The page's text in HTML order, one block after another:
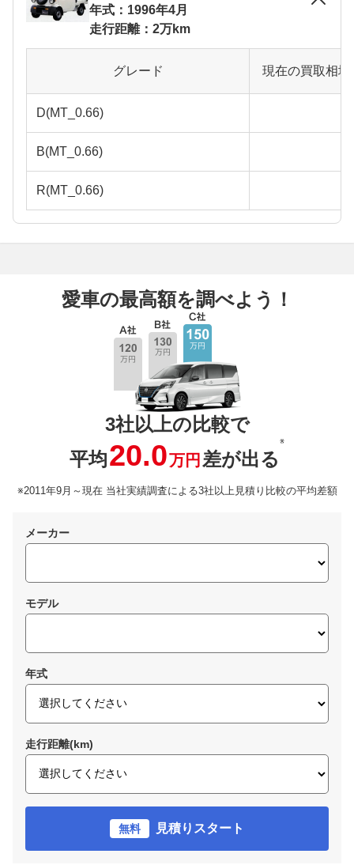
年式：1996年4月
走行距離：2万km
グレード 現在の買取相
D(MT_0.66)
B(MT_0.66)
R(MT_0.66)
愛車の最高額を調べよう！
3社以上の比較で
平均20.0万円 差が出る
※
※2011年9月～現在 当社実績調査による3社以上見積り比較の平均差額
メーカー
モデル
年式
走行距離(km)
無料 見積りスタート